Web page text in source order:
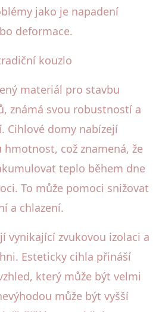
jako je napadení
deformace.
kouzlo
materiál pro stavbu
známá svou robustností a
Cihlové domy nabízejí
což znamená, že
teplo během dne
To může pomoci snižovat
a chlazení.
vynikající zvukovou izolaci a
Esteticky cihla přináší
který může být velmi
může být vyšší